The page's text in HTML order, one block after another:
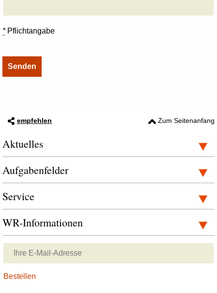
*Pflichtangabe
empfehlen Zum Seitenanfang
Aktuelles
Aufgabenfelder
Service
WR-Informationen